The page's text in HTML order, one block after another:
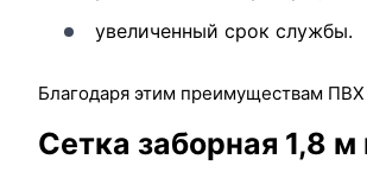
увеличенный срок службы.
Благодаря этим преимуществам
Сетка заборная 1,8